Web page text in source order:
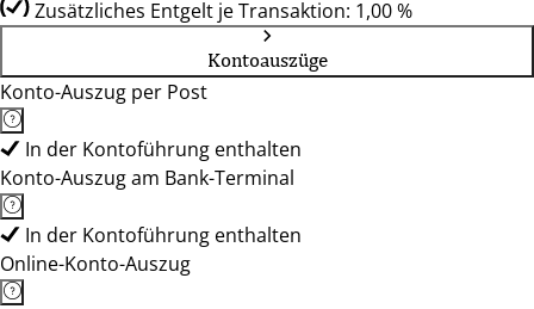
Zusätzliches Entgelt je Transaktion: 1,00 %
Kontoauszüge
Konto-Auszug per Post
In der Kontoführung enthalten
Konto-Auszug am Bank-Terminal
In der Kontoführung enthalten
Online-Konto-Auszug